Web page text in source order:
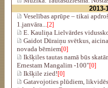
2013-
Veselības aprūpe – tikai
1.janvāra...[2]
E. Kauliņa Lielvārdes
Gaidot Dūraiņu svētkus,
novada bērniem[0]
Ikšķiles tautas namā būs
Ernestam Mangalim -100"[0]
Ikšķile zied![0]
Gatavojoties plūdiem,